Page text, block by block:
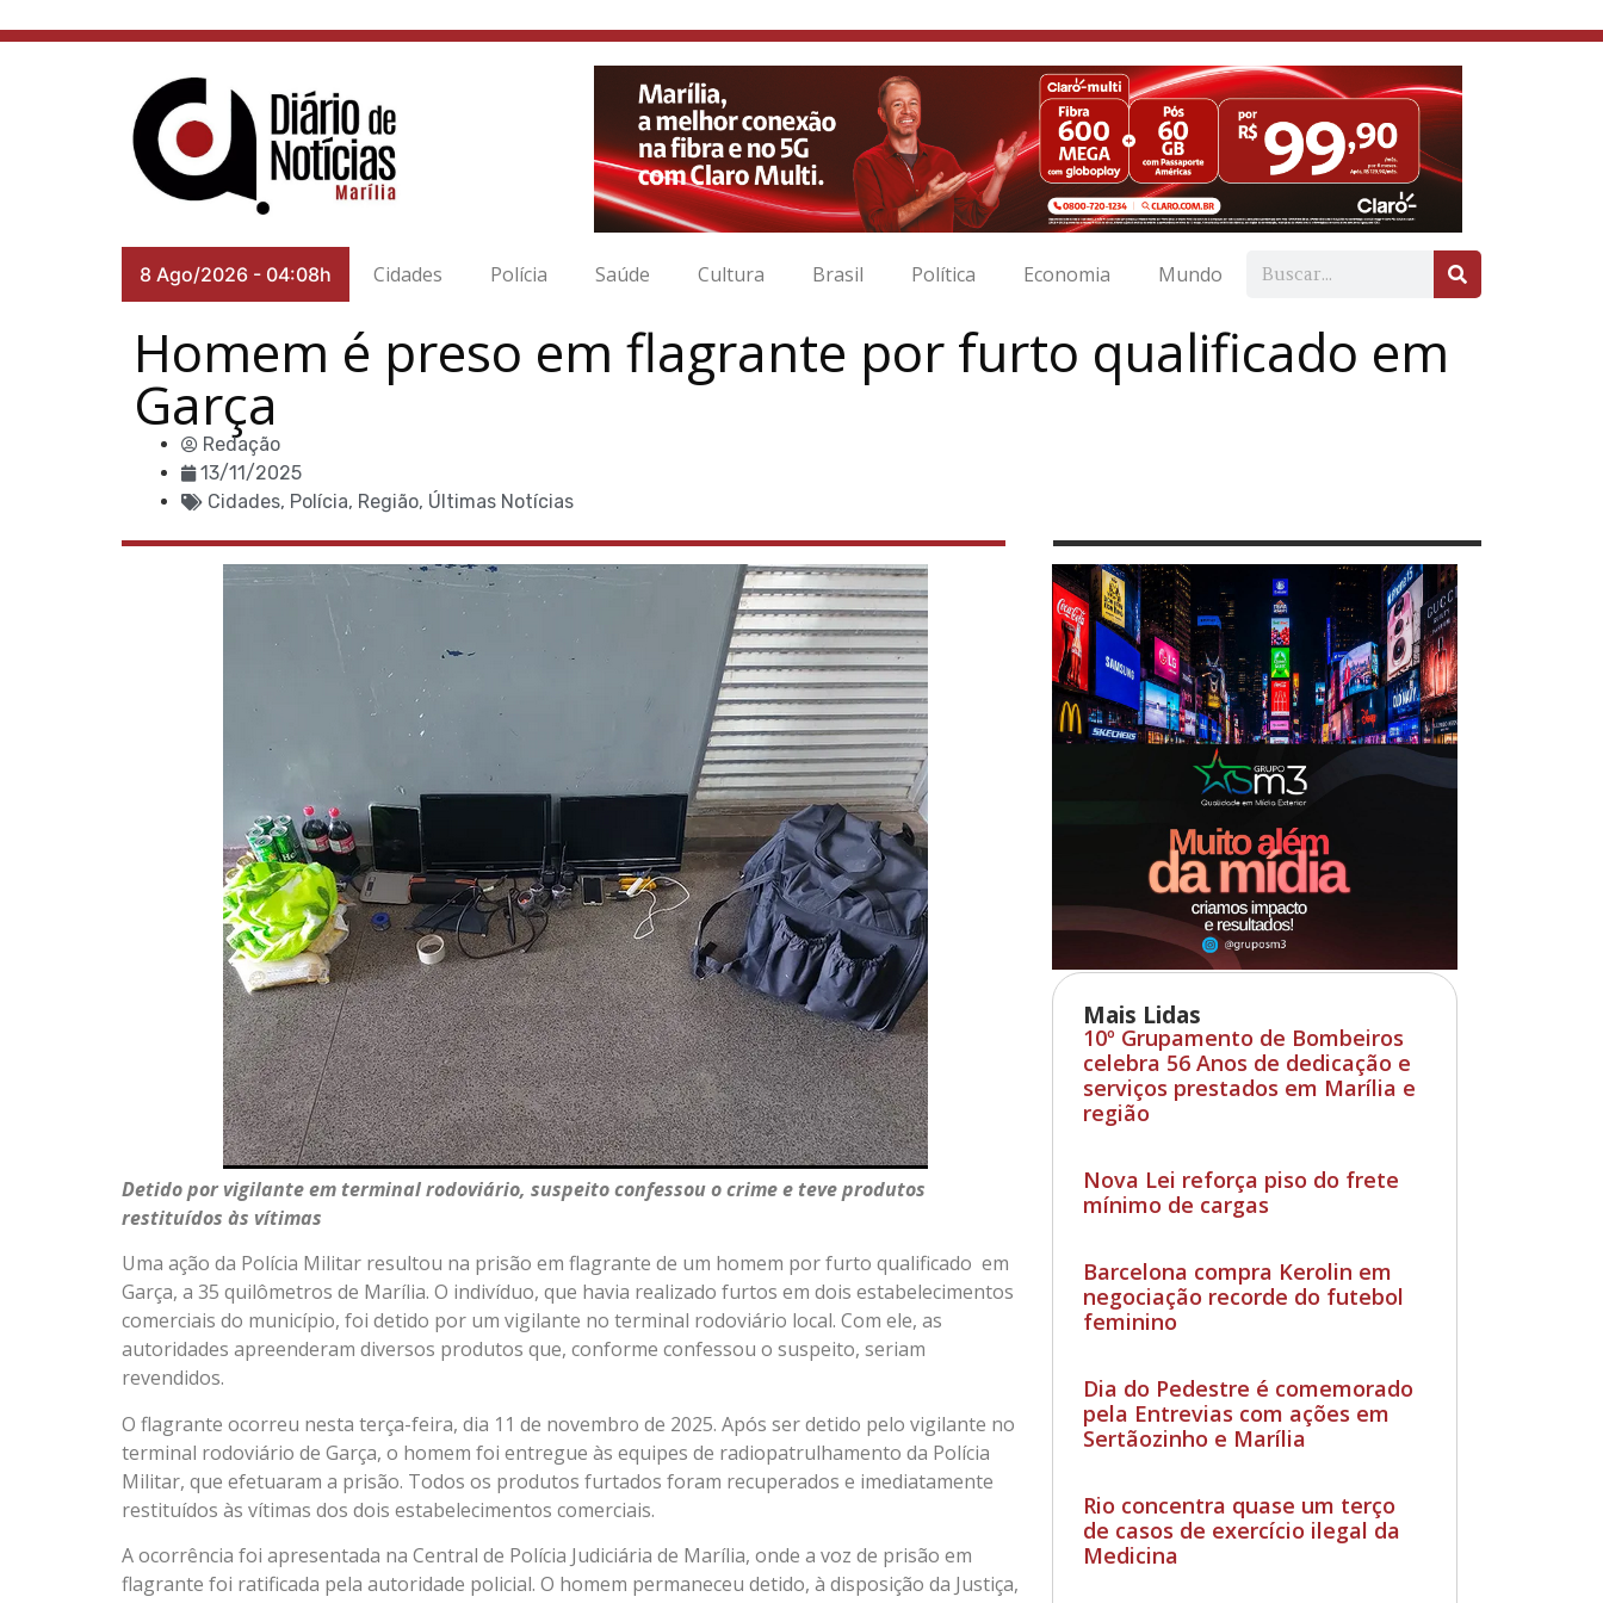
8 Ago/2026 - 04:08h Cidades Polícia Saúde Cultura Brasil Política Economia Mundo
Homem é preso em flagrante por furto qualificado em
Garça
Redação
13/11/2025
Cidades, Polícia, Região, Últimas Notícias
Mais Lidas
10º Grupamento de Bombeiros
celebra 56 Anos de dedicação e
serviços prestados em Marília e
região
Nova Lei reforça piso do frete
mínimo de cargas
Barcelona compra Kerolin em
negociação recorde do futebol
feminino
Dia do Pedestre é comemorado
pela Entrevias com ações em
Sertãozinho e Marília
Rio concentra quase um terço
de casos de exercício ilegal da
Medicina
Detido por vigilante em terminal rodoviário, suspeito confessou o crime e teve produtos
restituídos às vítimas
Uma ação da Polícia Militar resultou na prisão em flagrante de um homem por furto qualificado em
Garça, a 35 quilômetros de Marília. O indivíduo, que havia realizado furtos em dois estabelecimentos
comerciais do município, foi detido por um vigilante no terminal rodoviário local. Com ele, as
autoridades apreenderam diversos produtos que, conforme confessou o suspeito, seriam
revendidos.
O flagrante ocorreu nesta terça-feira, dia 11 de novembro de 2025. Após ser detido pelo vigilante no
terminal rodoviário de Garça, o homem foi entregue às equipes de radiopatrulhamento da Polícia
Militar, que efetuaram a prisão. Todos os produtos furtados foram recuperados e imediatamente
restituídos às vítimas dos dois estabelecimentos comerciais.
A ocorrência foi apresentada na Central de Polícia Judiciária de Marília, onde a voz de prisão em
flagrante foi ratificada pela autoridade policial. O homem permaneceu detido, à disposição da Justiça,